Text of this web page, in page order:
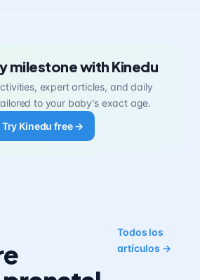
milestone with Kinedu
expert articles, and daily
to your baby's exact age.
Try Kinedu free →
Todos los
artículos →